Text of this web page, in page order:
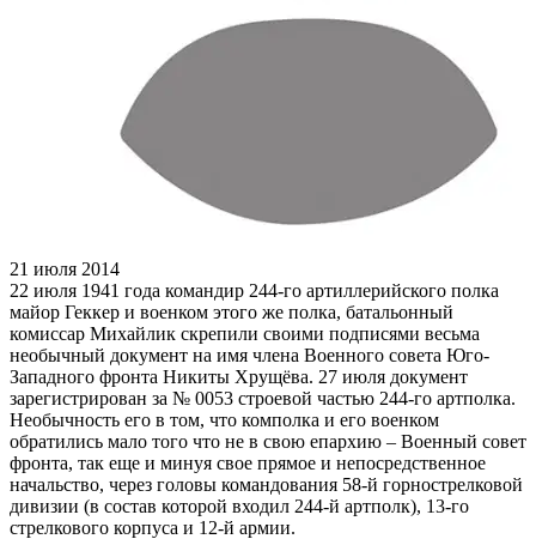
21 июля 2014
22 июля 1941 года командир 244-го артиллерийского полка
майор Геккер и военком этого же полка, батальонный
комиссар Михайлик скрепили своими подписями весьма
необычный документ на имя члена Военного совета Юго-
Западного фронта Никиты Хрущёва. 27 июля документ
зарегистрирован за № 0053 строевой частью 244-го артполка.
Необычность его в том, что комполка и его военком
обратились мало того что не в свою епархию – Военный совет
фронта, так еще и минуя свое прямое и непосредственное
начальство, через головы командования 58-й горнострелковой
дивизии (в состав которой входил 244-й артполк), 13-го
стрелкового корпуса и 12-й армии.